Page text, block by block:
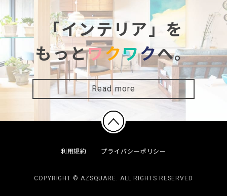
「インテリア」を
もっとワクワクへ。
Read more
利用規約 プライバシーポリシー
COPYRIGHT © AZSQUARE. ALL RIGHTS RESERVED